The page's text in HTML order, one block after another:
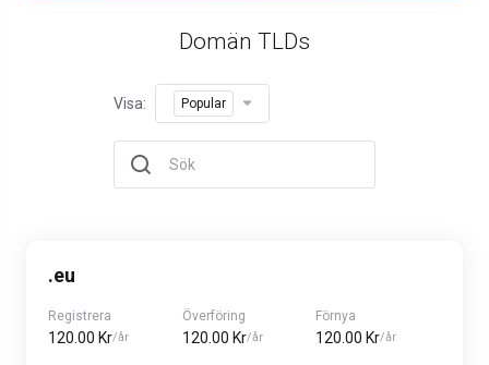
Domän TLDs
Visa: Popular
.eu
Registrera
120.00 Kr/år
Överföring
120.00 Kr/år
Förnya
120.00 Kr/år